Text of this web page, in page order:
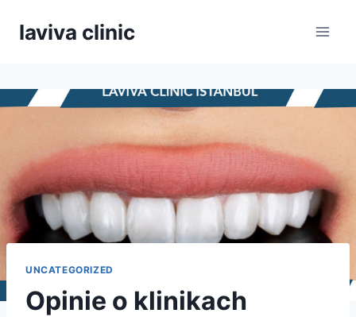
laviva clinic
UNCATEGORIZED
Opinie o klinikach